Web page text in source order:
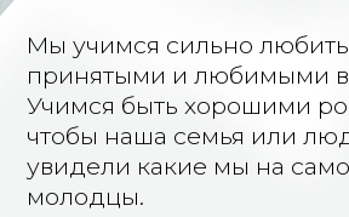
школах и направлениях у мастеров
отечественной и зарубежной
психологии.
На основе этого у меня сложился
авторский стиль, благодаря которому
я помогаю изменить жизнь в сторону
благополучия
и эмоциональной зрелости.